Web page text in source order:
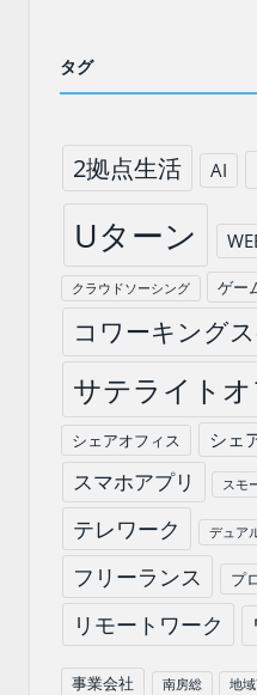
タグ
2拠点生活 AI
Uターン
クラウドソーシング ゲー
コワーキング
サテライト
シェアオフィス シェ
スマホアプリ スモ
テレワーク デュア
フリーランス プ
リモートワーク
事業会社 南房総 地